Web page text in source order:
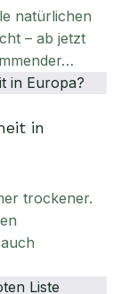
natürlichen
– ab jetzt
in
trockener.